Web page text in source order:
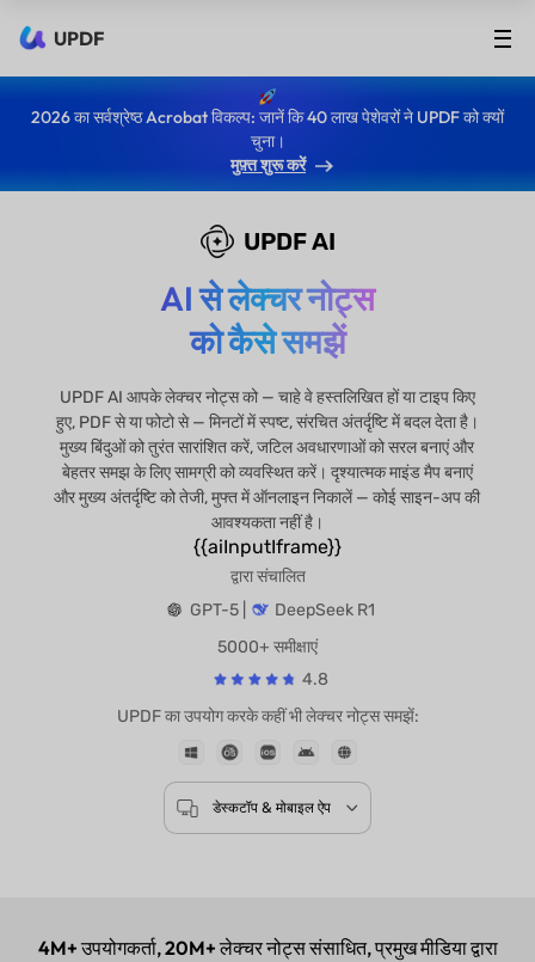
UPDF
2026 का सर्वश्रेष्ठ Acrobat विकल्प: जानें कि 40 लाख पेशेवरों ने UPDF को क्यों
चुना।
मुफ़्त शुरू करें
UPDF AI
AI से लेक्चर नोट्स
को कैसे समझें
UPDF AI आपके लेक्चर नोट्स को — चाहे वे हस्तलिखित हों या टाइप किए
हुए, PDF से या फोटो से — मिनटों में स्पष्ट, संरचित अंतर्दृष्टि में बदल देता है।
मुख्य बिंदुओं को तुरंत सारांशित करें, जटिल अवधारणाओं को सरल बनाएं और
बेहतर समझ के लिए सामग्री को व्यवस्थित करें। दृश्यात्मक माइंड मैप बनाएं
और मुख्य अंतर्दृष्टि को तेजी, मुफ्त में ऑनलाइन निकालें — कोई साइन-अप की
आवश्यकता नहीं है।
{{aiInputIframe}}
द्वारा संचालित
GPT-5 |
DeepSeek R1
UPDF का उपयोग करके कहीं भी लेक्चर नोट्स समझें:
4M+उपयोगकर्ता,20M+लेक्चर नोट्स संसाधित, प्रमुख मीडिया द्वारा